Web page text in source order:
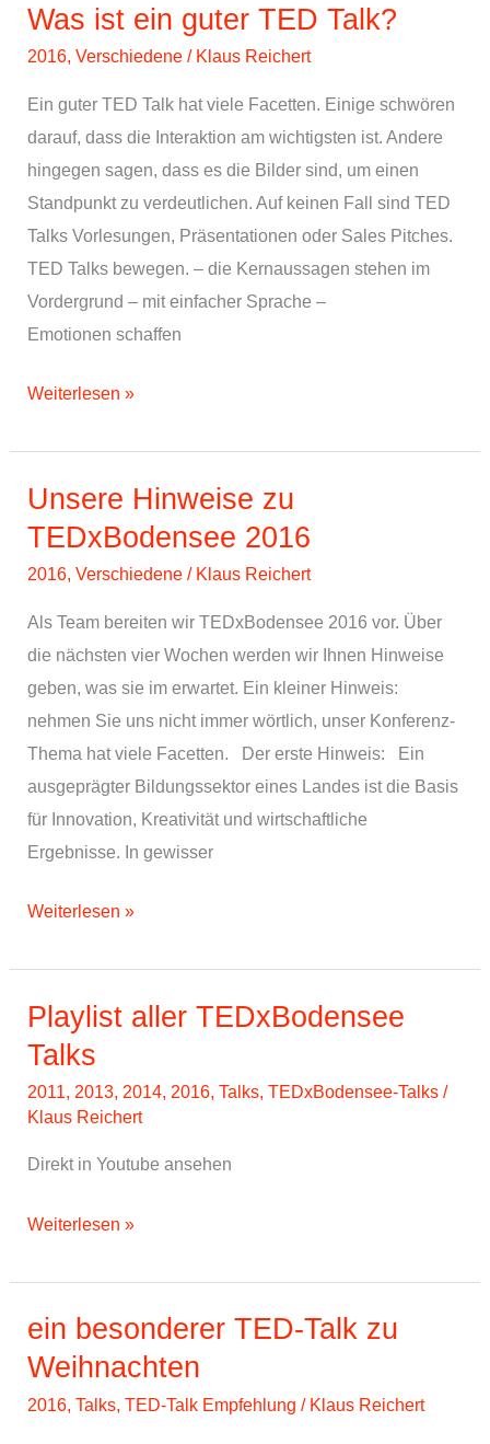
Was ist ein guter TED Talk?
2016,Verschiedene / Klaus Reichert
Ein guter TED Talk hat viele Facetten. Einige schwören
darauf, dass die Interaktion am wichtigsten ist. Andere
hingegen sagen, dass es die Bilder sind, um einen
Standpunkt zu verdeutlichen. Auf keinen Fall sind TED
Talks Vorlesungen, Präsentationen oder Sales Pitches.
TED Talks bewegen. – die Kernaussagen stehen im
Vordergrund – mit einfacher Sprache –
Emotionen schaffen
Was
ein
guter
TED
Weiterlesen »
Unsere Hinweise zu
TEDxBodensee 2016
2016,Verschiedene / Klaus Reichert
Als Team bereiten wir TEDxBodensee 2016 vor. Über
die nächsten vier Wochen werden wir Ihnen Hinweise
geben, was sie im erwartet. Ein kleiner Hinweis:
nehmen Sie uns nicht immer wörtlich, unser Konferenz-
Thema hat viele Facetten. Der erste Hinweis: Ein
ausgeprägter Bildungssektor eines Landes ist die Basis
für Innovation, Kreativität und wirtschaftliche
Ergebnisse. In gewisser
Unsere
zu
TEDxBodensee
2016
Weiterlesen »
Playlist aller TEDxBodensee
Talks
2011, 2013, 2014, 2016,Talks,TEDxBodensee-Talks /
Klaus Reichert
Direkt in Youtube ansehen
Playlist
TEDxBodensee
Talks
Weiterlesen »
ein besonderer TED-Talk zu
Weihnachten
2016,Talks,TED-Talk Empfehlung / Klaus Reichert